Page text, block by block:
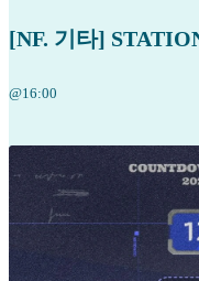
[NF. 기타]
@16:00